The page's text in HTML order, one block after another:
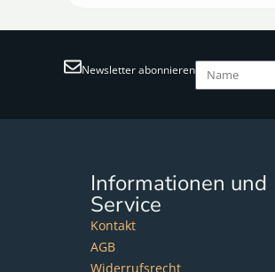
Newsletter abonnieren
Informationen und
Service
Kontakt
AGB
Widerrufsrecht